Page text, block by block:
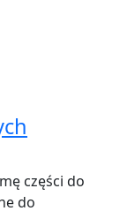
części do
do